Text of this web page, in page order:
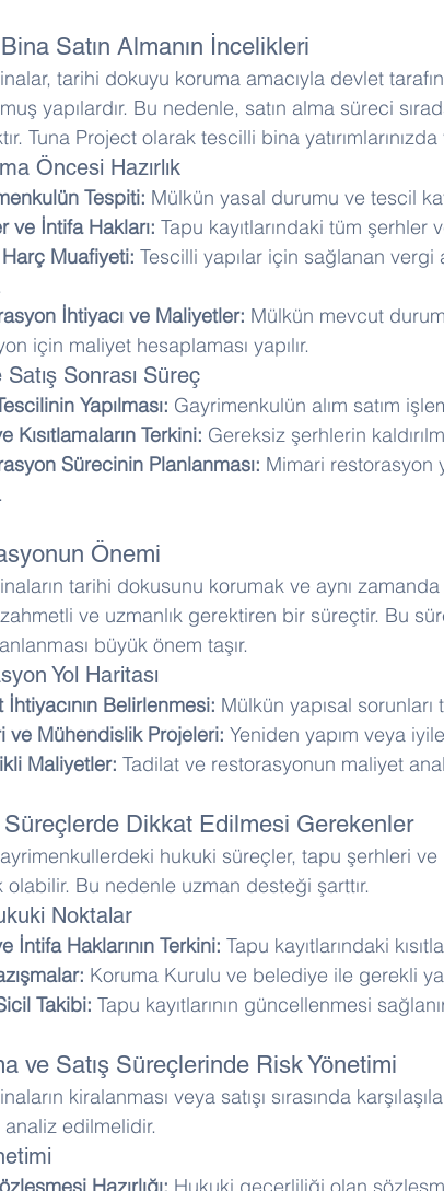
Satın Almanın İncelikleri
tarihi dokuyu koruma amacıyla devlet
yapılardır. Bu nedenle, satın alma süreci
Tuna Project olarak tescilli bina yatırımlarınızda
Öncesi Hazırlık
Tespiti: Mülkün yasal durumu ve tescil
ve İntifa Hakları: Tapu kayıtlarındaki tüm şerhler
Muafiyeti: Tescilli yapılar için sağlanan vergi
İhtiyacı ve Maliyetler: Mülkün mevcut
için maliyet hesaplaması yapılır.
Satış Sonrası Süreç
Yapılması: Gayrimenkulün alım satım
Kısıtlamaların Terkini: Gereksiz şerhlerin
Sürecinin Planlanması: Mimari restorasyon
Önemi
tarihi dokusunu korumak ve aynı
ve uzmanlık gerektiren bir süreçtir. Bu
büyük önem taşır.
Yol Haritası
İhtiyacının Belirlenmesi: Mülkün yapısal sorunları
ve Mühendislik Projeleri: Yeniden yapım veya
Maliyetler: Tadilat ve restorasyonun maliyet
Süreçlerde Dikkat Edilmesi Gerekenler
hukuki süreçler, tapu şerhleri ve
olabilir. Bu nedenle uzman desteği şarttır.
Noktalar
İntifa Haklarının Terkini: Tapu kayıtlarındaki
Koruma Kurulu ve belediye ile gerekli
Takibi: Tapu kayıtlarının güncellenmesi
ve Satış Süreçlerinde Risk Yönetimi
kiralanması veya satışı sırasında
analiz edilmelidir.